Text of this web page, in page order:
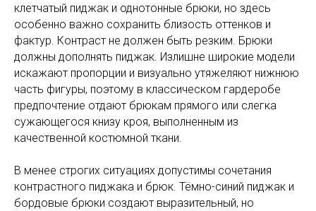
клетчатый пиджак и однотонные брюки, но здесь
особенно важно сохранить близость оттенков и
фактур. Контраст не должен быть резким. Брюки
должны дополнять пиджак. Излишне широкие модели
искажают пропорции и визуально утяжеляют нижнюю
часть фигуры, поэтому в классическом гардеробе
предпочтение отдают брюкам прямого или слегка
сужающегося книзу кроя, выполненным из
качественной костюмной ткани.
В менее строгих ситуациях допустимы сочетания
контрастного пиджака и брюк. Тёмно-синий пиджак и
бордовые брюки создают выразительный, но